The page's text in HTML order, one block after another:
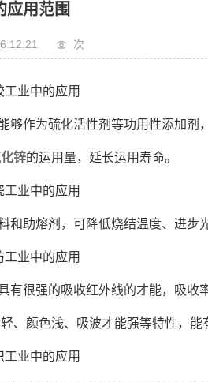
应用范围
次
业中的应用
够作为硫化活性剂等功用性添加剂
锌的运用量，延长运用寿命。
业中的应用
和助熔剂，可降低烧结温度、进步
业中的应用
有很强的吸收红外线的才能，吸收
、颜色浅、吸波才能强等特性，
业中的应用